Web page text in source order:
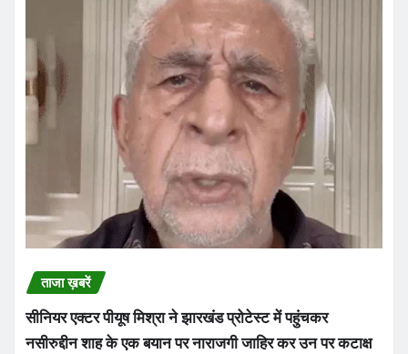
ताजा ख़बरें
सीनियर एक्टर पीयूष मिश्रा ने झारखंड प्रोटेस्ट में पहुंचकर
नसीरुद्दीन शाह के एक बयान पर नाराजगी जाहिर कर उन पर कटाक्ष
Praveen Kumar Dubey Aug 10, 2026